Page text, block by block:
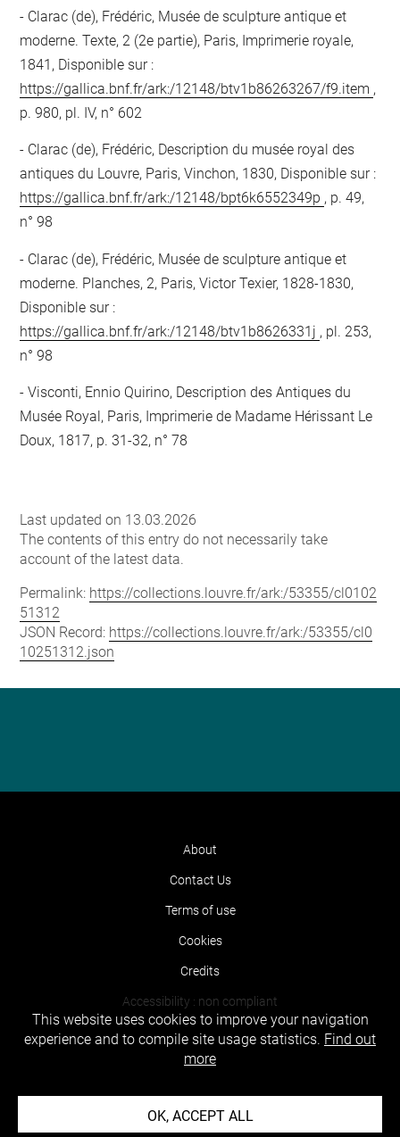
Clarac (de), Frédéric, Musée de sculpture antique et
moderne. Texte, 2 (2e partie), Paris, Imprimerie royale,
1841, Disponible sur :
https://gallica.bnf.fr/ark:/12148/btv1b86263267/f9.item ,
p. 980, pl. IV, n° 602
Clarac (de), Frédéric, Description du musée royal des
antiques du Louvre, Paris, Vinchon, 1830, Disponible sur :
https://gallica.bnf.fr/ark:/12148/bpt6k6552349p , p. 49,
n° 98
Clarac (de), Frédéric, Musée de sculpture antique et
moderne. Planches, 2, Paris, Victor Texier, 1828-1830,
Disponible sur :
https://gallica.bnf.fr/ark:/12148/btv1b8626331j , pl. 253,
n° 98
Visconti, Ennio Quirino, Description des Antiques du
Musée Royal, Paris, Imprimerie de Madame Hérissant Le
Doux, 1817, p. 31-32, n° 78
Last updated on 13.03.2026
The contents of this entry do not necessarily take
account of the latest data.
Permalink: https://collections.louvre.fr/ark:/53355/cl0102
51312
JSON Record: https://collections.louvre.fr/ark:/53355/cl0
10251312.json
About
Contact Us
Terms of use
Cookies
Credits
Accessibility : non compliant
This website uses cookies to improve your navigation
experience and to compile site usage statistics. Find out
more
OK, ACCEPT ALL